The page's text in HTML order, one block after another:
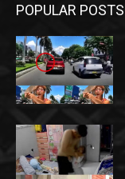
POPULAR POSTS